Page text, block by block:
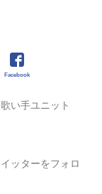
Facebook
い手ユニット
ッターをフォロ